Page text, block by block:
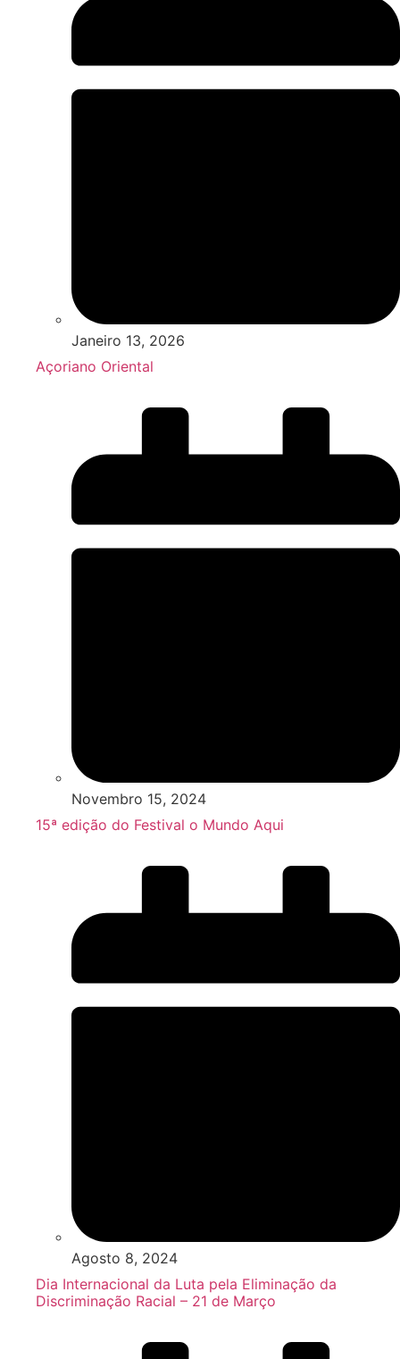
Janeiro 13, 2026
Açoriano Oriental
Novembro 15, 2024
15ª edição do Festival o Mundo Aqui
Agosto 8, 2024
Dia Internacional da Luta pela Eliminação da
Discriminação Racial – 21 de Março